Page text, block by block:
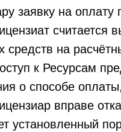
заявку на
считается
средств на
к Ресурсам
о способе
вправе
установленный